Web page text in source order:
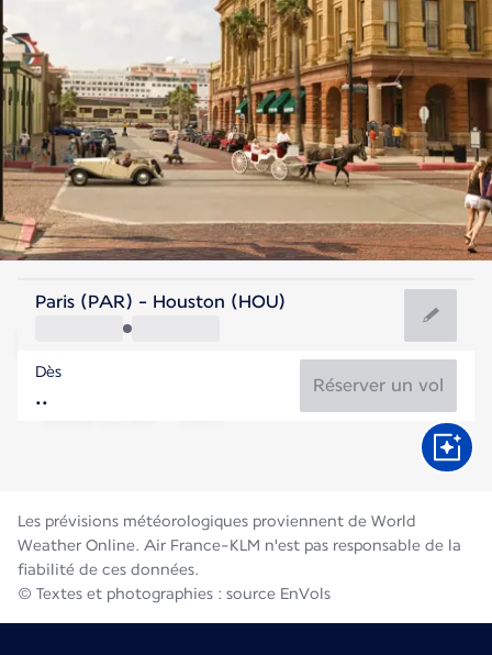
Etats-Unis
Houston
Etats-Unis
Durée du vol
Paris (PAR) - Houston (HOU)
Dès
Réserver un vol
Les prévisions météorologiques proviennent de World
Weather Online. Air France-KLM n'est pas responsable de la
fiabilité de ces données.
© Textes et photographies : source EnVols